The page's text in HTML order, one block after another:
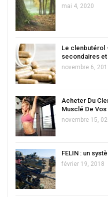
mai 4, 2020
Le clenbutérol
secondaires
novembre 6,
Acheter Du
Musclé De Vos
novembre 15,
FELIN : un
février 19, 2018